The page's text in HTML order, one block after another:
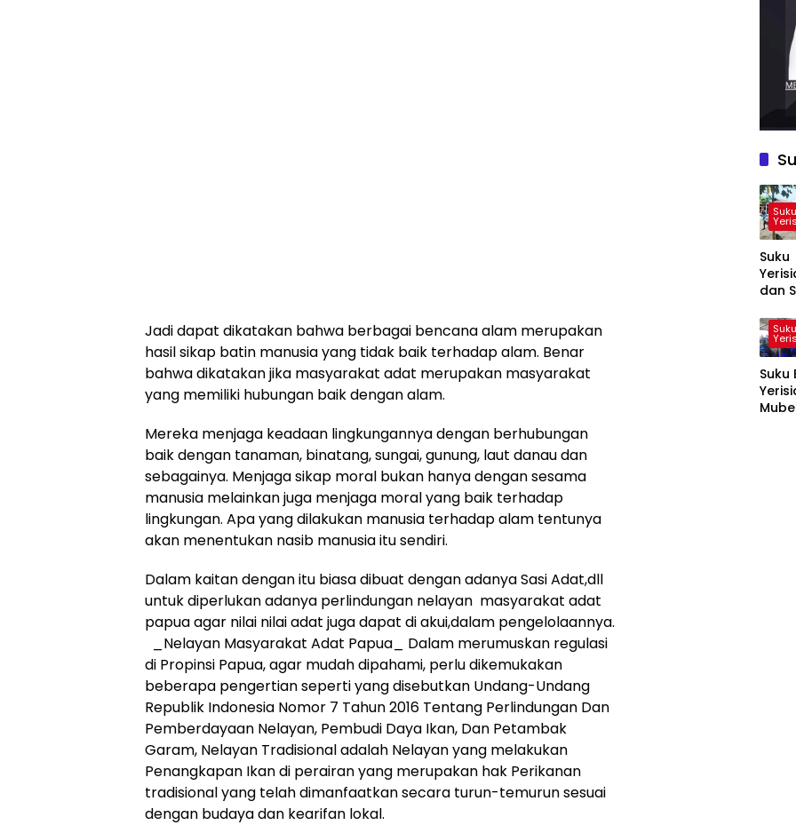
Jadi dapat dikatakan bahwa berbagai bencana alam merupakan
hasil sikap batin manusia yang tidak baik terhadap alam. Benar
bahwa dikatakan jika masyarakat adat merupakan masyarakat
yang memiliki hubungan baik dengan alam.
Mereka menjaga keadaan lingkungannya dengan berhubungan
baik dengan tanaman, binatang, sungai, gunung, laut danau dan
sebagainya. Menjaga sikap moral bukan hanya dengan sesama
manusia melainkan juga menjaga moral yang baik terhadap
lingkungan. Apa yang dilakukan manusia terhadap alam tentunya
akan menentukan nasib manusia itu sendiri.
Dalam kaitan dengan itu biasa dibuat dengan adanya Sasi Adat,dll
untuk diperlukan adanya perlindungan nelayan masyarakat adat
papua agar nilai nilai adat juga dapat di akui,dalam pengelolaannya.
_Nelayan Masyarakat Adat Papua_ Dalam merumuskan regulasi
di Propinsi Papua, agar mudah dipahami, perlu dikemukakan
beberapa pengertian seperti yang disebutkan Undang-Undang
Republik Indonesia Nomor 7 Tahun 2016 Tentang Perlindungan Dan
Pemberdayaan Nelayan, Pembudi Daya Ikan, Dan Petambak
Garam, Nelayan Tradisional adalah Nelayan yang melakukan
Penangkapan Ikan di perairan yang merupakan hak Perikanan
tradisional yang telah dimanfaatkan secara turun-temurun sesuai
dengan budaya dan kearifan lokal.
Suku
dan
Suku